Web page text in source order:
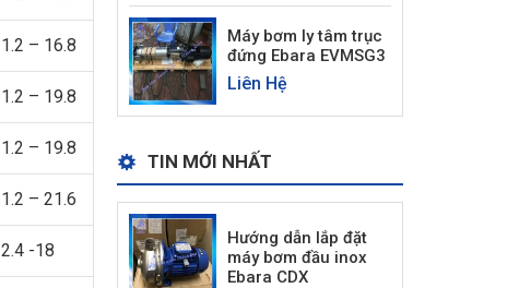
1.2 – 16.8
1.2 – 19.8
1.2 – 19.8
1.2 – 21.6
2.4 -18
Máy bơm ly tâm trục
đứng Ebara EVMSG3
Liên Hệ
TIN MỚI NHẤT
Hướng dẫn lắp đặt
máy bơm đầu inox
Ebara CDX